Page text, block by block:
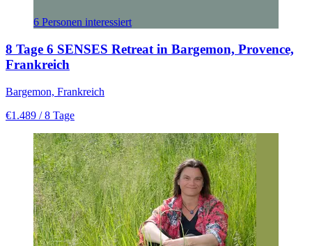
6 Personen interessiert
8 Tage 6 SENSES Retreat in Bargemon, Provence,
Frankreich
Bargemon, Frankreich
€1.489 / 8 Tage